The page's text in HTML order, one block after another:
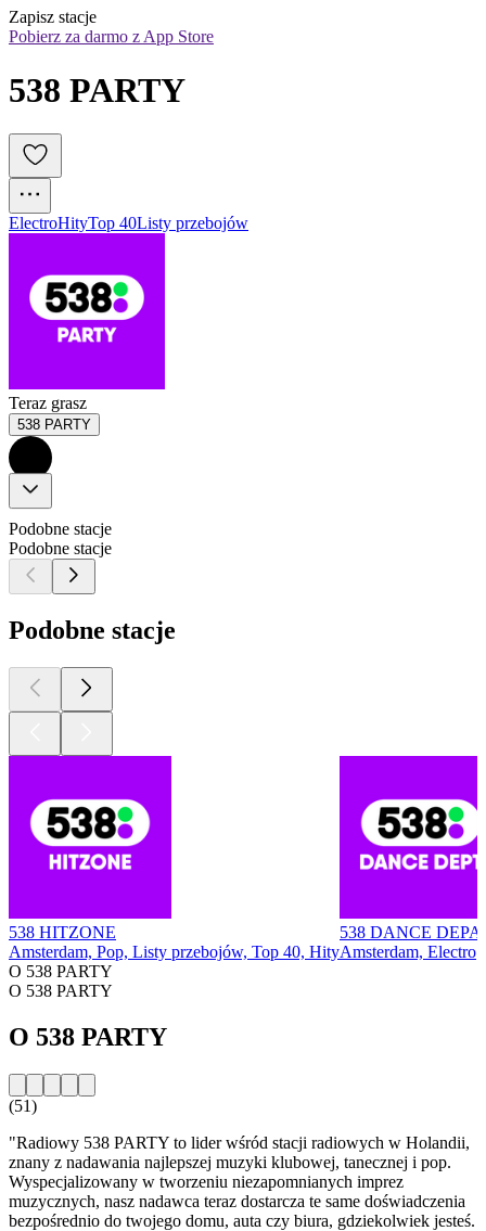
Zapisz stacje
Pobierz za darmo z App Store
538 PARTY
ElectroHityTop 40Listy przebojów
Teraz grasz
538 PARTY
Podobne stacje
Podobne stacje
Podobne stacje
538 HITZONE
Amsterdam, Pop, Listy przebojów, Top 40, Hity
538 DANCE
Amsterdam, Electro
O 538 PARTY
O 538 PARTY
O 538 PARTY
(51)
"Radiowy 538 PARTY to lider wśród stacji radiowych w Holandii,
znany z nadawania najlepszej muzyki klubowej, tanecznej i pop.
Wyspecjalizowany w tworzeniu niezapomnianych imprez
muzycznych, nasz nadawca teraz dostarcza te same doświadczenia
bezpośrednio do twojego domu, auta czy biura, gdziekolwiek jesteś.